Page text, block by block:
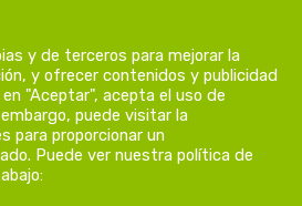
y de terceros para mejorar la
y ofrecer contenidos y publicidad
"Aceptar", acepta el uso de
puede visitar la
para proporcionar un
Puede ver nuestra política de